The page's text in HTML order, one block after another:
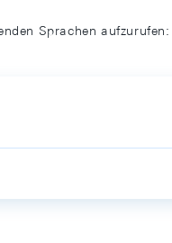
Sprachen aufzurufen: